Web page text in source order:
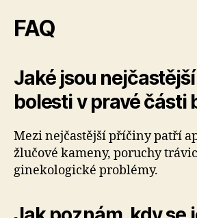
FAQ
Jaké jsou
bolesti v pravé části
Mezi nejčastější příčiny patří
žlučové kameny, poruchy
ginekologické problémy.